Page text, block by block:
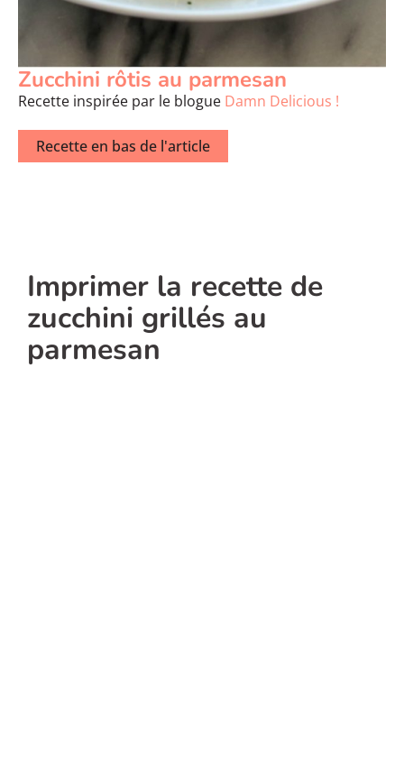
Zucchini rôtis au parmesan
Recette inspirée par le blogue Damn Delicious !
Recette en bas de l'article
Imprimer la recette de
zucchini grillés au
parmesan